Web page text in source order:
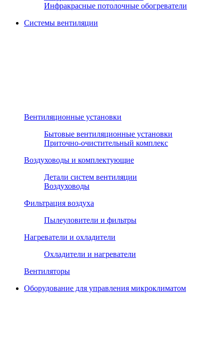
Инфракрасные потолочные обогреватели
Системы вентиляции
Вентиляционные установки
Бытовые вентиляционные установки
Приточно-очистительный комплекс
Воздуховоды и комплектующие
Детали систем вентиляции
Воздуховоды
Фильтрация воздуха
Пылеуловители и фильтры
Нагреватели и охладители
Охладители и нагреватели
Вентиляторы
Оборудование для управления микроклиматом